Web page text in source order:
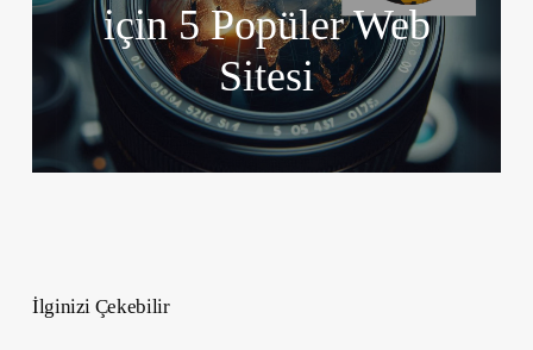
için 5 Popüler Web
Sitesi
İlginizi Çekebilir